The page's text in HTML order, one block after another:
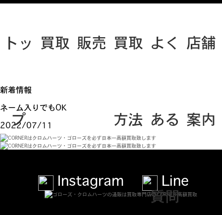
トッ
プ
買取 販売 買取
方法
よく
ある
質問
店舗
案内
新着情報
ネーム入りでもOK
2022/07/11
Instagram Line